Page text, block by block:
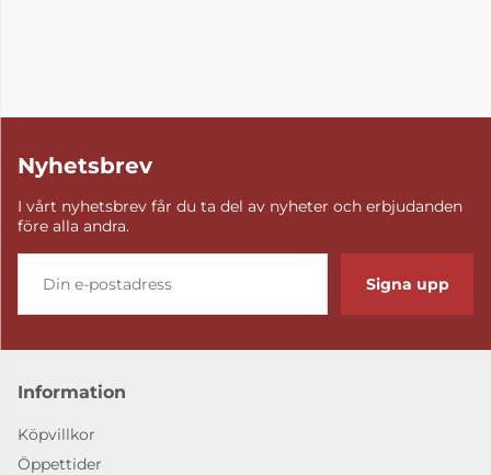
Nyhetsbrev
I vårt nyhetsbrev får du ta del av nyheter och erbjudanden
före alla andra.
Signa upp
Information
Köpvillkor
Öppettider